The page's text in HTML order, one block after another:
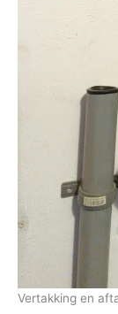
Vertakking en